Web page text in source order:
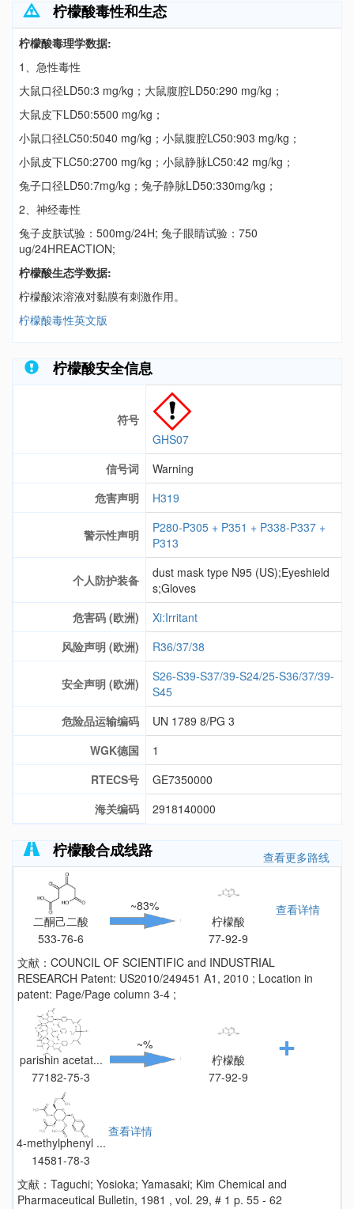
柠檬酸毒性和生态
柠檬酸毒理学数据:
1、急性毒性
大鼠口径LD50:3 mg/kg；大鼠腹腔LD50:290 mg/kg；
大鼠皮下LD50:5500 mg/kg；
小鼠口径LC50:5040 mg/kg；小鼠腹腔LC50:903 mg/kg；
小鼠皮下LC50:2700 mg/kg；小鼠静脉LC50:42 mg/kg；
兔子口径LD50:7mg/kg；兔子静脉LD50:330mg/kg；
2、神经毒性
兔子皮肤试验：500mg/24H; 兔子眼睛试验：750
ug/24HREACTION;
柠檬酸生态学数据:
柠檬酸浓溶液对黏膜有刺激作用。
柠檬酸毒性英文版
柠檬酸安全信息
符号
GHS07
信号词
Warning
危害声明
H319
警示性声明
P280-P305 + P351 + P338-P337 +
P313
个人防护装备
dust mask type N95 (US);Eyeshield
s;Gloves
危害码 (欧洲)
Xi:Irritant
风险声明 (欧洲)
R36/37/38
安全声明 (欧洲)
S26-S39-S37/39-S24/25-S36/37/39-
S45
危险品运输编码
UN 1789 8/PG 3
WGK德国
1
RTECS号
GE7350000
海关编码
2918140000
柠檬酸合成线路 查看更多路线
二酮己二酸
533-76-6
~83%
柠檬酸
77-92-9
查看详情
文献：COUNCIL OF SCIENTIFIC and INDUSTRIAL
RESEARCH Patent: US2010/249451 A1, 2010 ; Location in
patent: Page/Page column 3-4 ;
parishin acetat...
77182-75-3
~%
柠檬酸
77-92-9
4-methylphenyl ...
14581-78-3
查看详情
文献：Taguchi; Yosioka; Yamasaki; Kim Chemical and
Pharmaceutical Bulletin, 1981 , vol. 29, # 1 p. 55 - 62